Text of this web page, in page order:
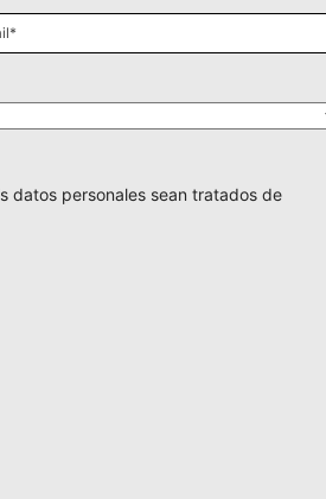
*
datos personales sean tratados de